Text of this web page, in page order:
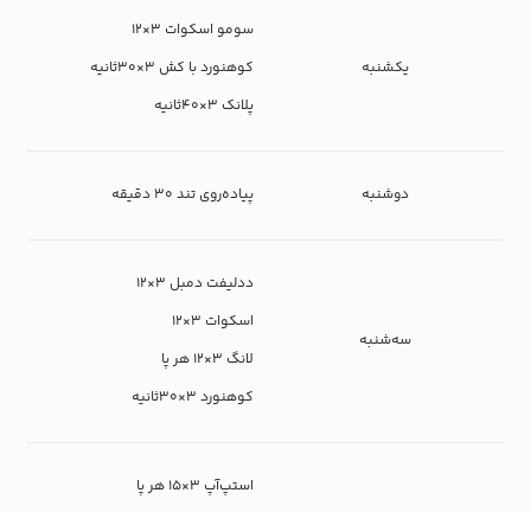
یکشنبه
سومو اسکوات ۳×۱۲
کوهنورد با کش ۳×۳۰ثانیه
پلانک ۳×۴۰ثانیه
دوشنبه پیاده‌روی تند ۳۰ دقیقه
سه‌شنبه
ددلیفت دمبل ۳×۱۲
اسکوات ۳×۱۲
لانگ ۳×۱۲ هر پا
کوهنورد ۳×۳۰ثانیه
استپ‌آپ ۳×۱۵ هر پا